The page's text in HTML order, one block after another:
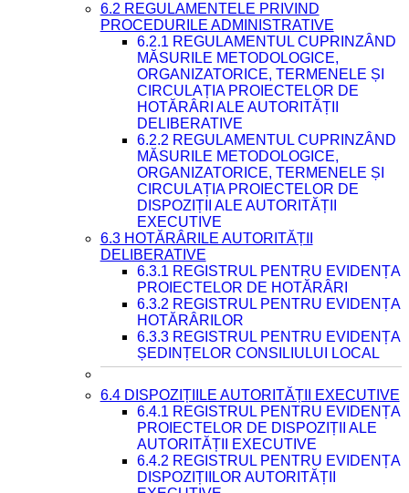
6.2 REGULAMENTELE PRIVIND
PROCEDURILE ADMINISTRATIVE
6.2.1 REGULAMENTUL CUPRINZÂND
MĂSURILE METODOLOGICE,
ORGANIZATORICE, TERMENELE ȘI
CIRCULAȚIA PROIECTELOR DE
HOTĂRÂRI ALE AUTORITĂȚII
DELIBERATIVE
6.2.2 REGULAMENTUL CUPRINZÂND
MĂSURILE METODOLOGICE,
ORGANIZATORICE, TERMENELE ȘI
CIRCULAȚIA PROIECTELOR DE
DISPOZIȚII ALE AUTORITĂȚII
EXECUTIVE
6.3 HOTĂRÂRILE AUTORITĂȚII
DELIBERATIVE
6.3.1 REGISTRUL PENTRU EVIDENȚA
PROIECTELOR DE HOTĂRÂRI
6.3.2 REGISTRUL PENTRU EVIDENȚA
HOTĂRÂRILOR
6.3.3 REGISTRUL PENTRU EVIDENȚA
ȘEDINȚELOR CONSILIULUI LOCAL
6.4 DISPOZIȚIILE AUTORITĂȚII EXECUTIVE
6.4.1 REGISTRUL PENTRU EVIDENȚA
PROIECTELOR DE DISPOZIȚII ALE
AUTORITĂȚII EXECUTIVE
6.4.2 REGISTRUL PENTRU EVIDENȚA
DISPOZIȚIILOR AUTORITĂȚII